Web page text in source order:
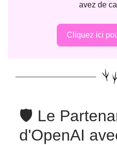
avez de
Cliquez ici
🛡️ Le
d'OpenAI